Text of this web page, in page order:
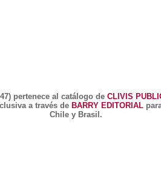
pertenece al catálogo de CLIVIS
a través de BARRY EDITORIAL
Chile y Brasil.